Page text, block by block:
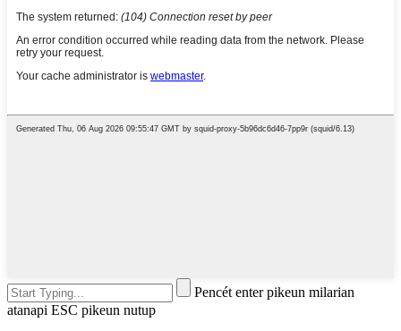
Pencét enter pikeun milarian
atanapi ESC pikeun nutup